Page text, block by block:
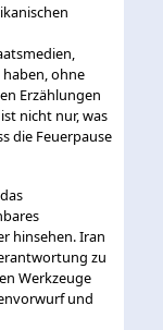
haben, ohne
Erzählungen
nicht nur, was
die Feuerpause
hinsehen. Iran
zu
Werkzeuge
und